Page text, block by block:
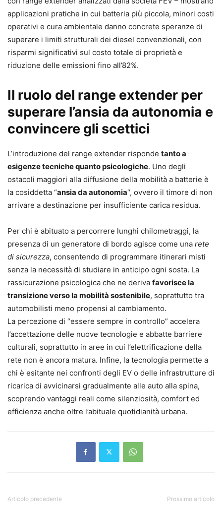
applicazioni pratiche in cui batteria più piccola, minori costi
operativi e cura ambientale danno concrete speranze di
superare i limiti strutturali dei diesel convenzionali, con
risparmi significativi sul costo totale di proprietà e
riduzione delle emissioni fino all’82%.
Il ruolo del range extender per
superare l’ansia da autonomia e
convincere gli scettici
L’introduzione del range extender risponde tanto a
esigenze tecniche quanto psicologiche. Uno degli
ostacoli maggiori alla diffusione della mobilità a batterie è
la cosiddetta “ansia da autonomia“, ovvero il timore di non
arrivare a destinazione per insufficiente carica residua.
Per chi è abituato a percorrere lunghi chilometraggi, la
presenza di un generatore di bordo agisce come una rete
di sicurezza, consentendo di programmare itinerari misti
senza la necessità di studiare in anticipo ogni sosta. La
rassicurazione psicologica che ne deriva favorisce la
transizione verso la mobilità sostenibile, soprattutto tra
automobilisti meno propensi al cambiamento.
La percezione di “essere sempre in controllo” accelera
l’accettazione delle nuove tecnologie e abbatte barriere
culturali, soprattutto in aree in cui l’elettrificazione della
rete non è ancora matura. Infine, la tecnologia permette a
chi è esitante nei confronti degli EV o delle infrastrutture di
ricarica di avvicinarsi gradualmente alle auto alla spina,
scoprendo vantaggi reali come silenziosità, comfort ed
efficienza anche oltre l’abituale quotidianità urbana.
Articolo precedente Prossimo articolo